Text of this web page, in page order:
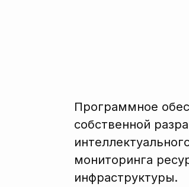
Программное
собственной
мониторинга
инфраструктуры.